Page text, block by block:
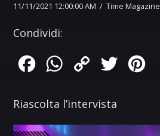
11/11/2021 12:00:00 AM / Time Magazine
Condividi:
FacebookWhatsApp
Copy
Twitter
Riascolta l’intervista